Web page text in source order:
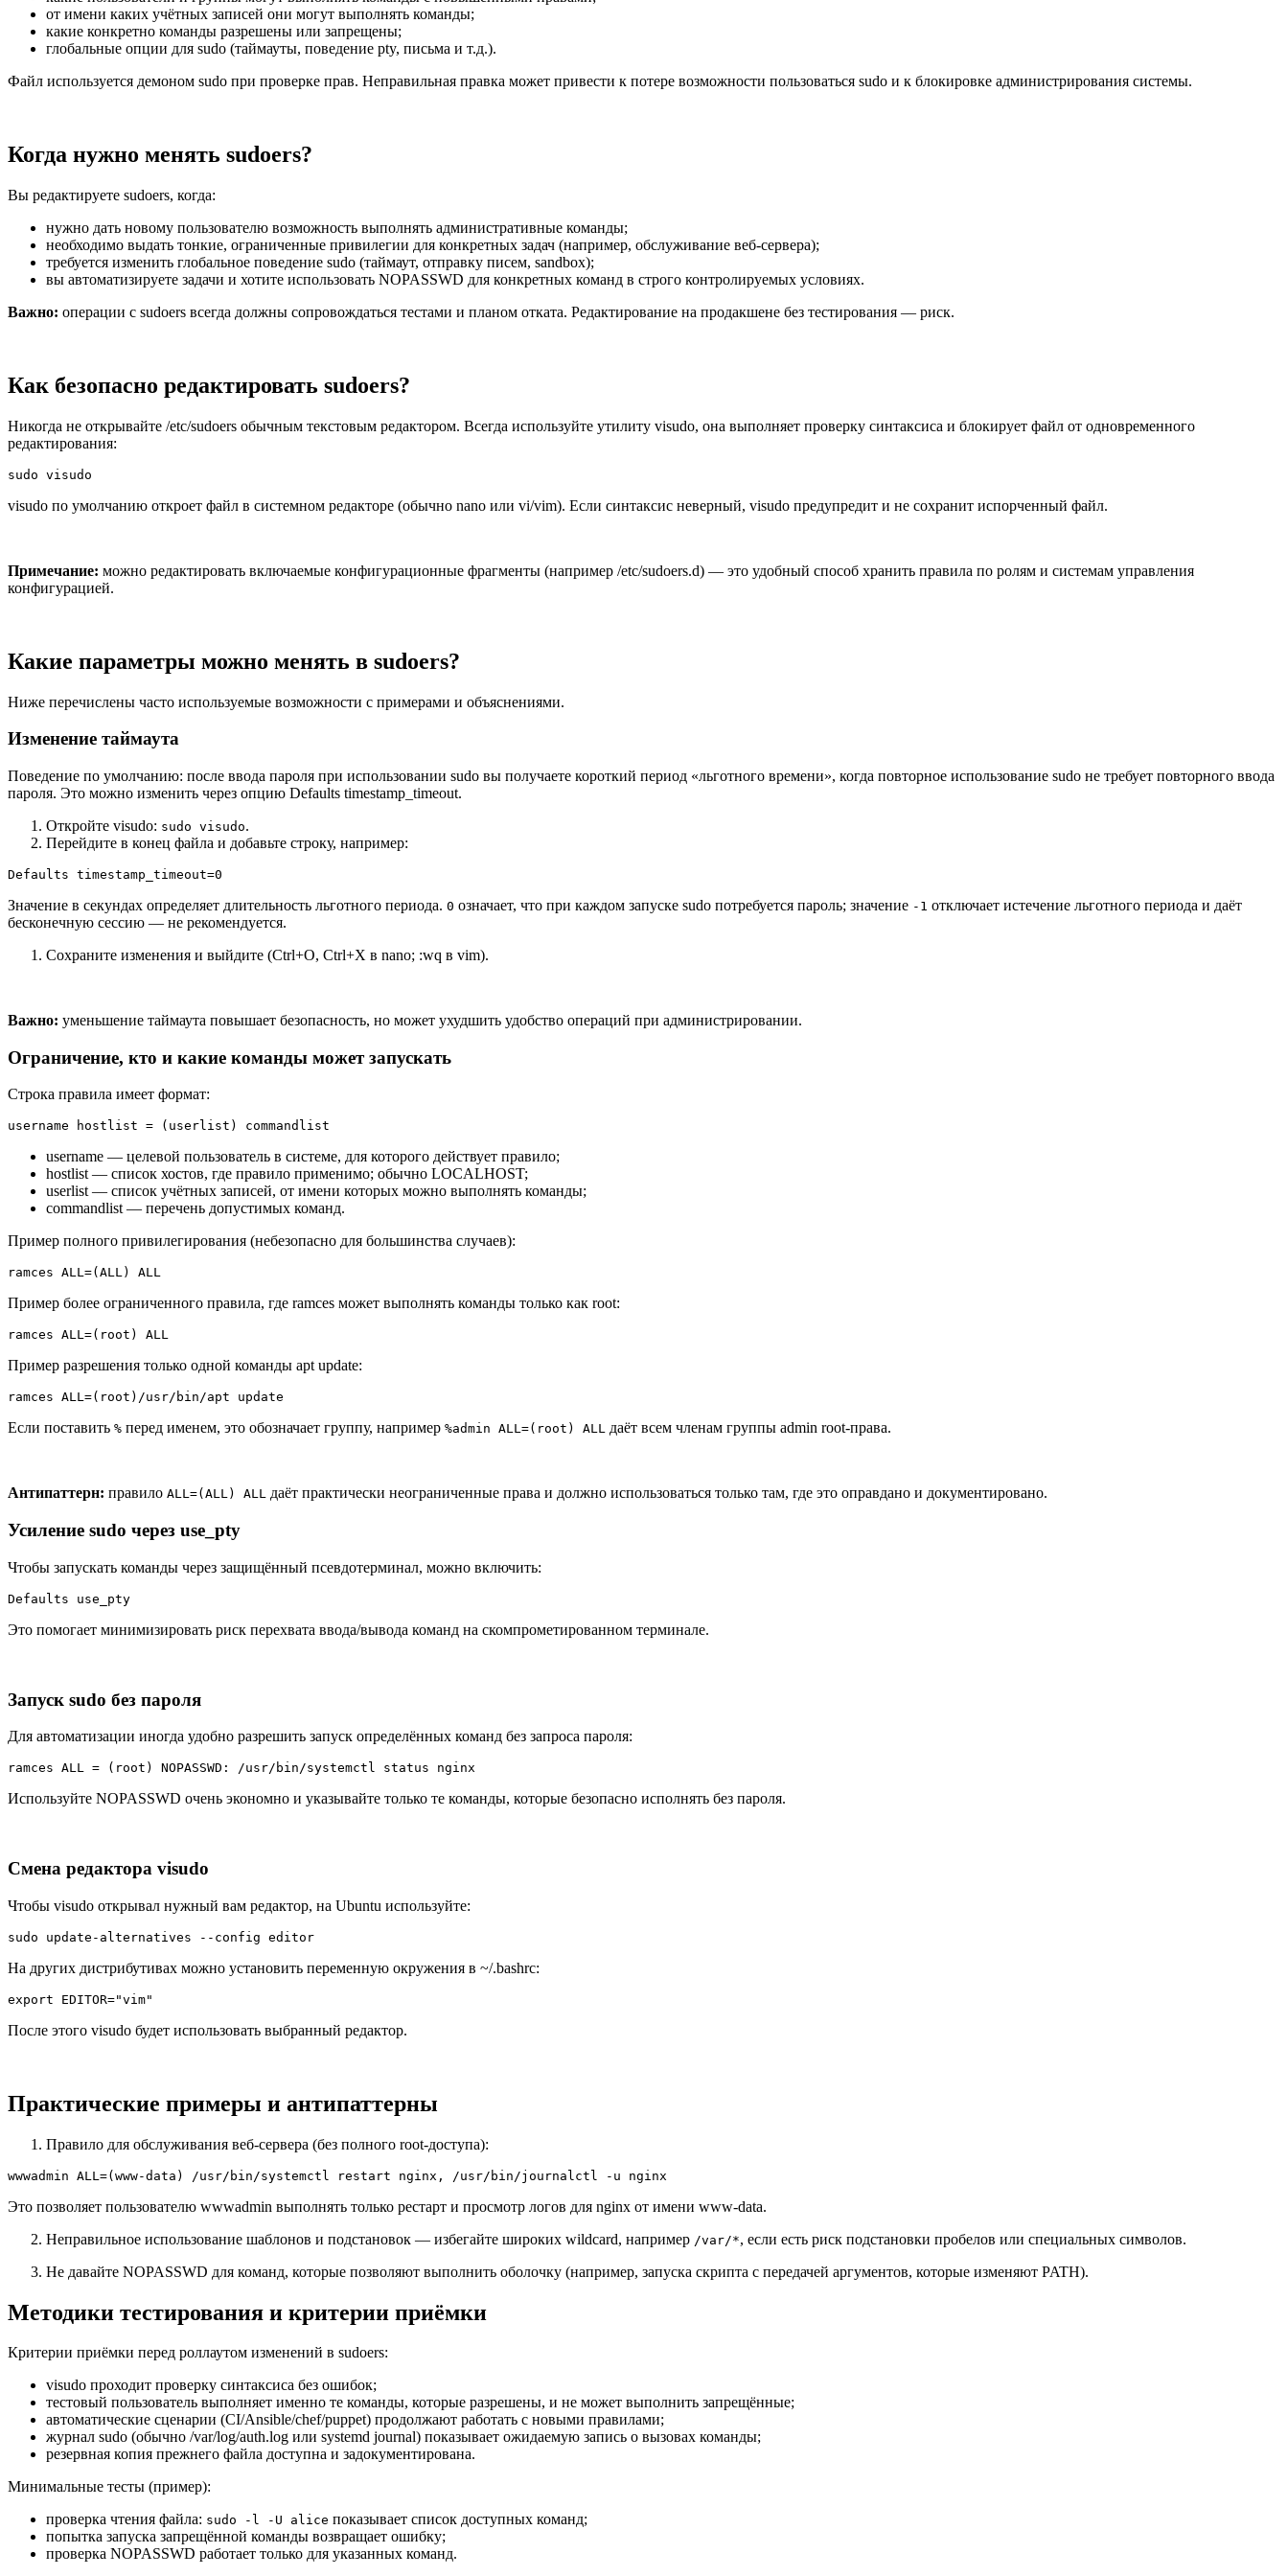
от имени каких учётных записей они могут выполнять команды;
какие конкретно команды разрешены или запрещены;
глобальные опции для sudo (таймауты, поведение pty, письма и т.д.).
Файл используется демоном sudo при проверке прав. Неправильная правка может привести к потере возможности пользоваться sudo и к блокировке администрирования системы.
Когда нужно менять sudoers?
Вы редактируете sudoers, когда:
нужно дать новому пользователю возможность выполнять административные команды;
необходимо выдать тонкие, ограниченные привилегии для конкретных задач (например, обслуживание веб-сервера);
требуется изменить глобальное поведение sudo (таймаут, отправку писем, sandbox);
вы автоматизируете задачи и хотите использовать NOPASSWD для конкретных команд в строго контролируемых условиях.
Важно: операции с sudoers всегда должны сопровождаться тестами и планом отката. Редактирование на продакшене без тестирования — риск.
Как безопасно редактировать sudoers?
Никогда не открывайте /etc/sudoers обычным текстовым редактором. Всегда используйте утилиту visudo, она выполняет проверку синтаксиса и блокирует файл от одновременного
редактирования:
sudo visudo
visudo по умолчанию откроет файл в системном редакторе (обычно nano или vi/vim). Если синтаксис неверный, visudo предупредит и не сохранит испорченный файл.
Примечание: можно редактировать включаемые конфигурационные фрагменты (например /etc/sudoers.d) — это удобный способ хранить правила по ролям и системам управления
конфигурацией.
Какие параметры можно менять в sudoers?
Ниже перечислены часто используемые возможности с примерами и объяснениями.
Изменение таймаута
Поведение по умолчанию: после ввода пароля при использовании sudo вы получаете короткий период «льготного времени», когда повторное использование sudo не требует повторного ввода
пароля. Это можно изменить через опцию Defaults timestamp_timeout.
Откройте visudo: sudo visudo.
Перейдите в конец файла и добавьте строку, например:
Defaults timestamp_timeout=0
Значение в секундах определяет длительность льготного периода. 0 означает, что при каждом запуске sudo потребуется пароль; значение -1 отключает истечение льготного периода и даёт
бесконечную сессию — не рекомендуется.
Сохраните изменения и выйдите (Ctrl+O, Ctrl+X в nano; :wq в vim).
Важно: уменьшение таймаута повышает безопасность, но может ухудшить удобство операций при администрировании.
Ограничение, кто и какие команды может запускать
Строка правила имеет формат:
username hostlist = (userlist) commandlist
username — целевой пользователь в системе, для которого действует правило;
hostlist — список хостов, где правило применимо; обычно LOCALHOST;
userlist — список учётных записей, от имени которых можно выполнять команды;
commandlist — перечень допустимых команд.
Пример полного привилегирования (небезопасно для большинства случаев):
ramces ALL=(ALL) ALL
Пример более ограниченного правила, где ramces может выполнять команды только как root:
ramces ALL=(root) ALL
Пример разрешения только одной команды apt update:
ramces ALL=(root)/usr/bin/apt update
Если поставить % перед именем, это обозначает группу, например %admin ALL=(root) ALL даёт всем членам группы admin root-права.
Антипаттерн: правило ALL=(ALL) ALL даёт практически неограниченные права и должно использоваться только там, где это оправдано и документировано.
Усиление sudo через use_pty
Чтобы запускать команды через защищённый псевдотерминал, можно включить:
Defaults use_pty
Это помогает минимизировать риск перехвата ввода/вывода команд на скомпрометированном терминале.
Запуск sudo без пароля
Для автоматизации иногда удобно разрешить запуск определённых команд без запроса пароля:
ramces ALL = (root) NOPASSWD: /usr/bin/systemctl status nginx
Используйте NOPASSWD очень экономно и указывайте только те команды, которые безопасно исполнять без пароля.
Смена редактора visudo
Чтобы visudo открывал нужный вам редактор, на Ubuntu используйте:
sudo update-alternatives --config editor
На других дистрибутивах можно установить переменную окружения в ~/.bashrc:
export EDITOR="vim"
После этого visudo будет использовать выбранный редактор.
Практические примеры и антипаттерны
Правило для обслуживания веб-сервера (без полного root-доступа):
wwwadmin ALL=(www-data) /usr/bin/systemctl restart nginx, /usr/bin/journalctl -u nginx
Это позволяет пользователю wwwadmin выполнять только рестарт и просмотр логов для nginx от имени www-data.
Неправильное использование шаблонов и подстановок — избегайте широких wildcard, например /var/*, если есть риск подстановки пробелов или специальных символов.
Не давайте NOPASSWD для команд, которые позволяют выполнить оболочку (например, запуска скрипта с передачей аргументов, которые изменяют PATH).
Методики тестирования и критерии приёмки
Критерии приёмки перед роллаутом изменений в sudoers:
visudo проходит проверку синтаксиса без ошибок;
тестовый пользователь выполняет именно те команды, которые разрешены, и не может выполнить запрещённые;
автоматические сценарии (CI/Ansible/chef/puppet) продолжают работать с новыми правилами;
журнал sudo (обычно /var/log/auth.log или systemd journal) показывает ожидаемую запись о вызовах команды;
резервная копия прежнего файла доступна и задокументирована.
Минимальные тесты (пример):
проверка чтения файла: sudo -l -U alice показывает список доступных команд;
попытка запуска запрещённой команды возвращает ошибку;
проверка NOPASSWD работает только для указанных команд.